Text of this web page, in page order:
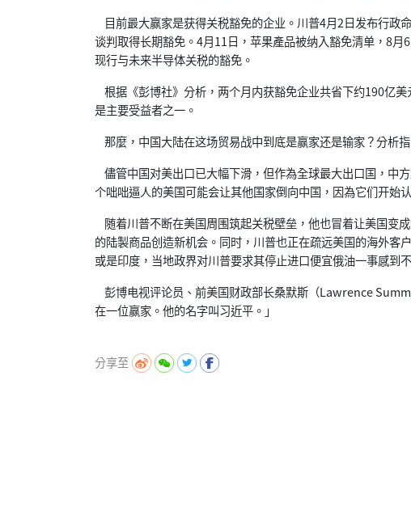
目前最大赢家是获得关税豁免的企业。川普4月2日发布行政
谈判取得长期豁免。4月11日，苹果產品被纳入豁免清单，8
现行与未来半导体关税的豁免。
根据《彭博社》分析，两个月内获豁免企业共省下约190亿
是主要受益者之一。
那麼，中国大陆在这场贸易战中到底是赢家还是输家？分析
儘管中国对美出口已大幅下滑，但作為全球最大出口国，中
个咄咄逼人的美国可能会让其他国家倒向中国，因為它们开始
随着川普不断在美国周围筑起关税壁垒，他也冒着让美国变
的陆製商品创造新机会。同时，川普也正在疏远美国的海外客
或是印度，当地政界对川普要求其停止进口便宜俄油一事感到
彭博电视评论员、前美国财政部长桑默斯（Lawrence
在一位赢家。他的名字叫习近平。」
分享至